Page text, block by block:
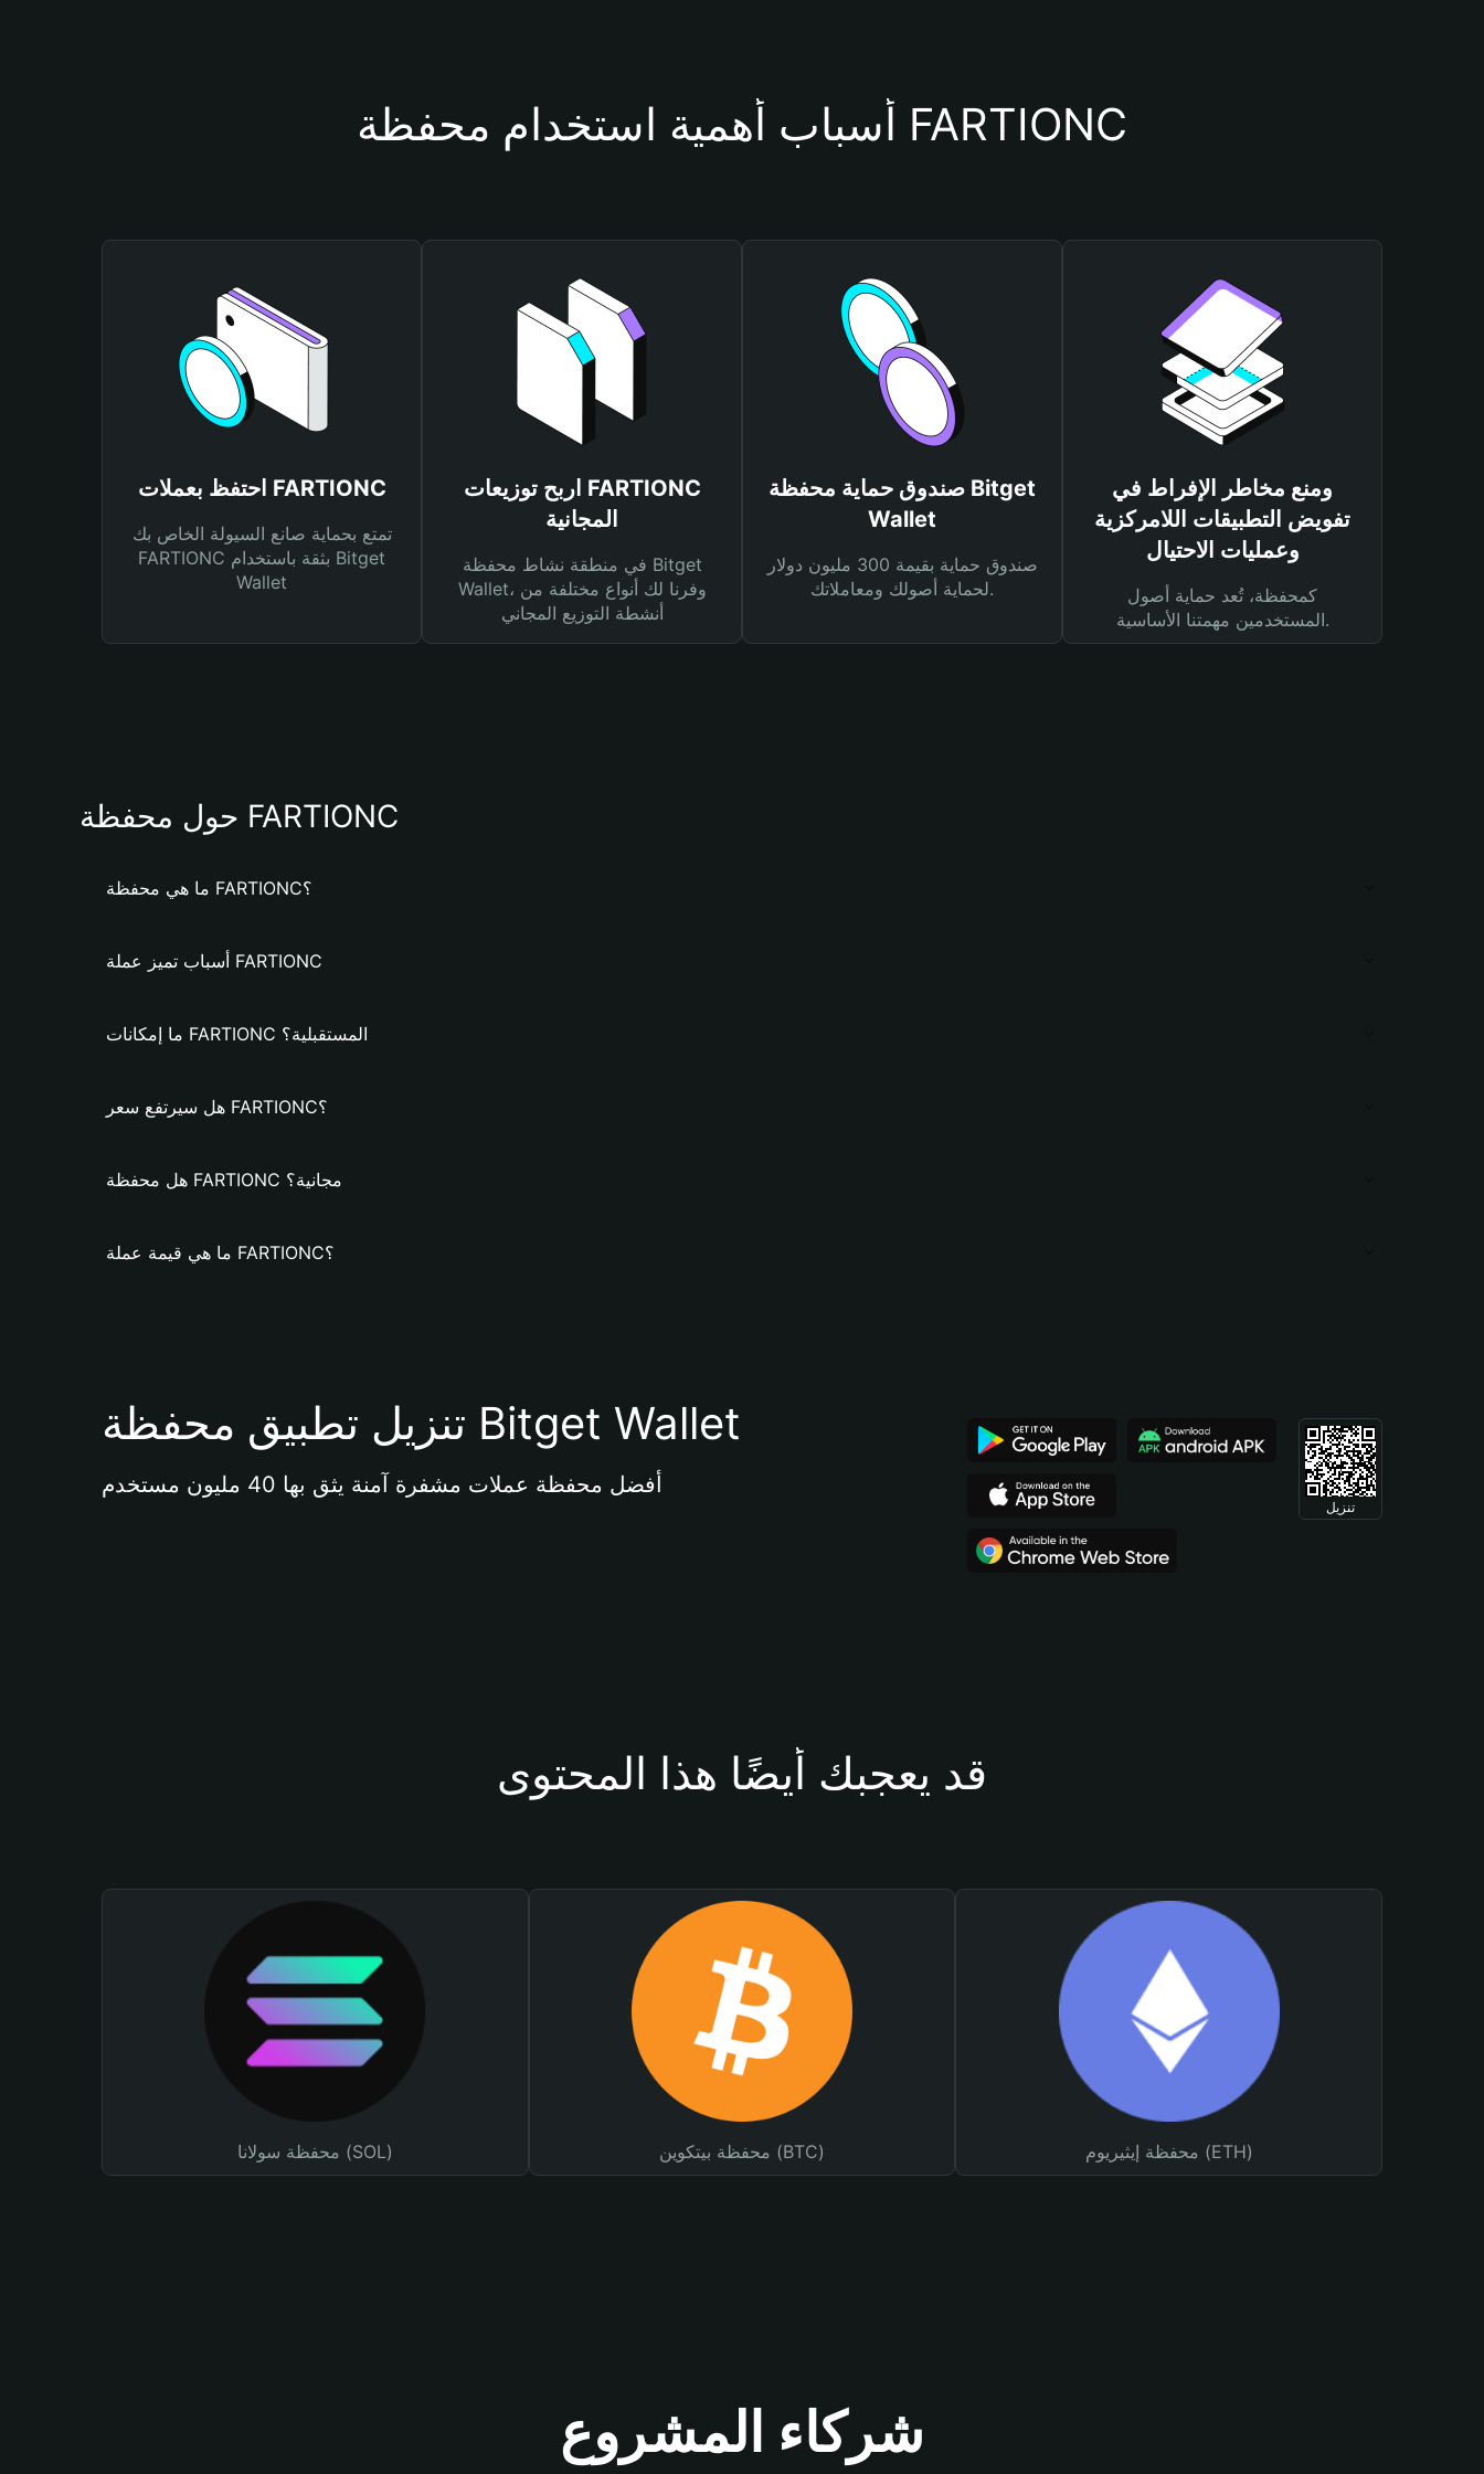
أسباب أهمية استخدام محفظة FARTIONC
احتفظ بعملات FARTIONC
تمتع بحماية صانع السيولة الخاص بك
FARTIONC بثقة باستخدام Bitget
Wallet
اربح توزيعات FARTIONC
المجانية
في منطقة نشاط محفظة Bitget
Wallet، وفرنا لك أنواع مختلفة من
أنشطة التوزيع المجاني
صندوق حماية محفظة Bitget
Wallet
صندوق حماية بقيمة 300 مليون دولار
لحماية أصولك ومعاملاتك.
ومنع مخاطر الإفراط في
تفويض التطبيقات اللامركزية
وعمليات الاحتيال
كمحفظة، تُعد حماية أصول
المستخدمين مهمتنا الأساسية.
حول محفظة FARTIONC
ما هي محفظة FARTIONC؟
أسباب تميز عملة FARTIONC
ما إمكانات FARTIONC المستقبلية؟
هل سيرتفع سعر FARTIONC؟
هل محفظة FARTIONC مجانية؟
ما هي قيمة عملة FARTIONC؟
تنزيل تطبيق محفظة Bitget Wallet
أفضل محفظة عملات مشفرة آمنة يثق بها 40 مليون مستخدم
تنزيل
قد يعجبك أيضًا هذا المحتوى
محفظة سولانا (SOL) محفظة بيتكوين (BTC) محفظة إيثيريوم (ETH)
شركاء المشروع